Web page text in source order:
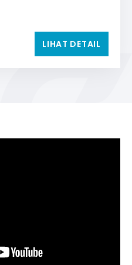
Breaker, dll)
Water Dispenser
LIHAT DETAIL